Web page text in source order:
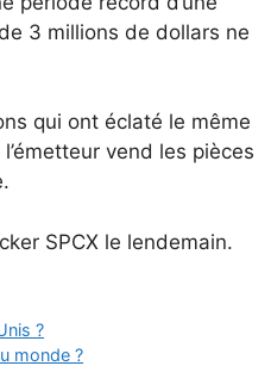
3 millions de dollars ne
qui ont éclaté le même
vend les pièces
SPCX le lendemain.
?
monde ?